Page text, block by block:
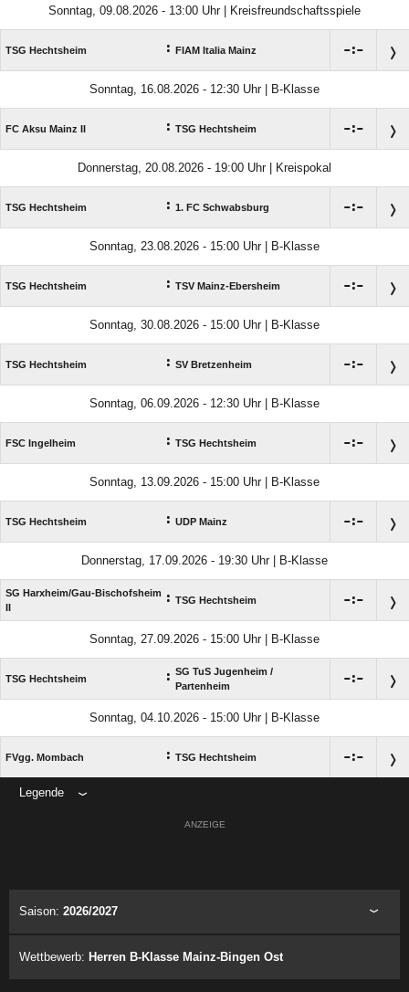
Sonntag, 09.08.2026 - 13:00 Uhr | Kreisfreundschaftsspiele
TSG Hechtsheim : FIAM Italia Mainz :
Sonntag, 16.08.2026 - 12:30 Uhr | B-Klasse
FC Aksu Mainz II : TSG Hechtsheim :
Donnerstag, 20.08.2026 - 19:00 Uhr | Kreispokal
TSG Hechtsheim : 1. FC Schwabsburg :
Sonntag, 23.08.2026 - 15:00 Uhr | B-Klasse
TSG Hechtsheim : TSV Mainz-Ebersheim :
Sonntag, 30.08.2026 - 15:00 Uhr | B-Klasse
TSG Hechtsheim : SV Bretzenheim :
Sonntag, 06.09.2026 - 12:30 Uhr | B-Klasse
FSC Ingelheim : TSG Hechtsheim :
Sonntag, 13.09.2026 - 15:00 Uhr | B-Klasse
TSG Hechtsheim : UDP Mainz :
Donnerstag, 17.09.2026 - 19:30 Uhr | B-Klasse
SG Harxheim/​Gau-Bischofsheim : TSG Hechtsheim :
Sonntag, 27.09.2026 - 15:00 Uhr | B-Klasse
TSG Hechtsheim : SG TuS Jugenheim /​
Partenheim
:
Sonntag, 04.10.2026 - 15:00 Uhr | B-Klasse
FVgg. Mombach : TSG Hechtsheim :
Legende
ANZEIGE
Saison: 2026/2027
Wettbewerb: Herren B-Klasse Mainz-Bingen Ost